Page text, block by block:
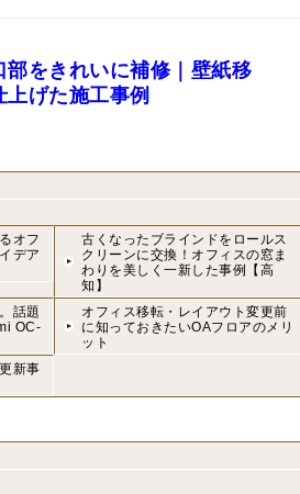
部をきれいに補修｜壁紙移
げた施工事例
オフ
デア
古くなったブラインドをロールス
クリーンに交換！オフィスの窓ま
わりを美しく一新した事例【高
知】
話題
OC-
オフィス移転・レイアウト変更前
に知っておきたいOAフロアのメリ
ット
新事